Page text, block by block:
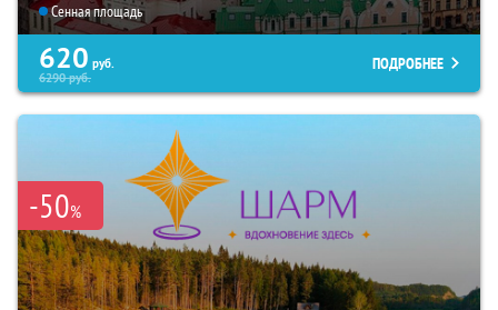
Сенная площадь
620 руб.
6290руб.
ПОДРОБНЕЕ
-50%